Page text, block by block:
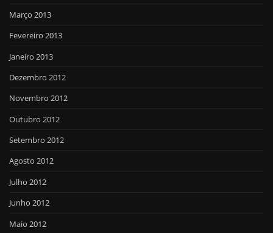
Março 2013
Fevereiro 2013
Janeiro 2013
Dezembro 2012
Novembro 2012
Outubro 2012
Setembro 2012
Agosto 2012
Julho 2012
Junho 2012
Maio 2012